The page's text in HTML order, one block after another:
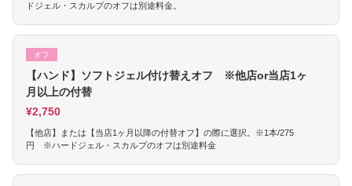
ドジェル・スカルプのオフは別途料金。
オフ
【ハンド】ソフトジェル付け替えオフ ※他店or当店1ヶ
月以上の付替
¥2,750
【他店】または【当店1ヶ月以降の付替オフ】の際に選択。※1本/275
円 ※ハードジェル・スカルプのオフは別途料金